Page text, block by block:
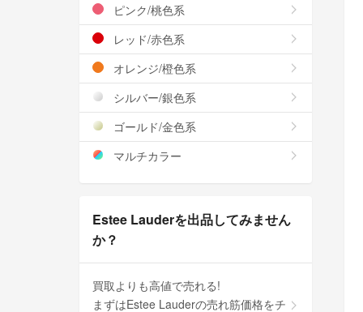
ピンク/桃色系
レッド/赤色系
オレンジ/橙色系
シルバー/銀色系
ゴールド/金色系
マルチカラー
Estee Lauderを出品してみません
か？
買取よりも高値で売れる!
まずはEstee Lauderの売れ筋価格をチ